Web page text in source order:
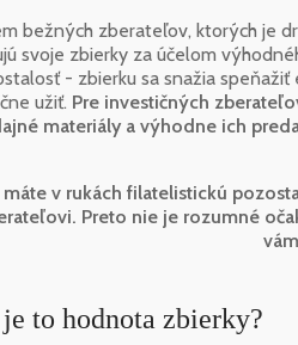
bežných zberateľov, ktorých je
svoje zbierky za účelom
- zbierku sa snažia
užiť. Pre investičných
materiály a výhodne ich
máte v rukách filatelistickú
Preto nie je rozumné
to hodnota zbierky?